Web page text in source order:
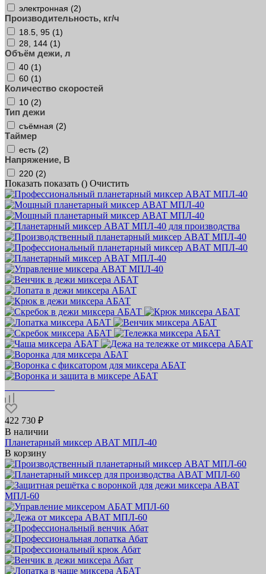
электронная (2)
Производительность, кг/ч
18.5, 95 (1)
28, 144 (1)
Объём дежи, л
40 (1)
60 (1)
Количество скоростей
10 (2)
Тип дежи
съёмная (2)
Таймер
есть (2)
Напряжение, В
220 (2)
Показать показать () Очистить
422 730 ₽
В наличии
Планетарный миксер ABAT МПЛ‑40
В корзину